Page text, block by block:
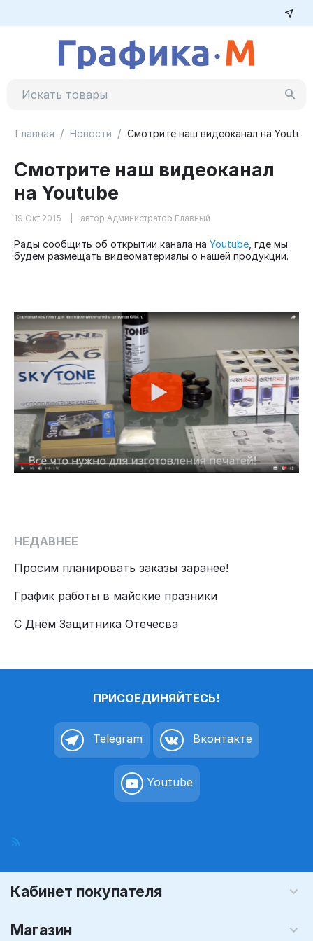
Главная / Новости / Смотрите наш видеоканал на Youtube
Смотрите наш видеоканал
на Youtube
19 Окт 2015 автор Администратор Главный
Рады сообщить об открытии канала на Youtube , где мы
будем размещать видеоматериалы о нашей продукции.
НЕДАВНЕЕ
Просим планировать заказы заранее!
График работы в майские празники
С Днём Защитника Отечесва
ПРИСОЕДИНЯЙТЕСЬ!
Telegram Вконтакте
Youtube
Кабинет покупателя
Магазин